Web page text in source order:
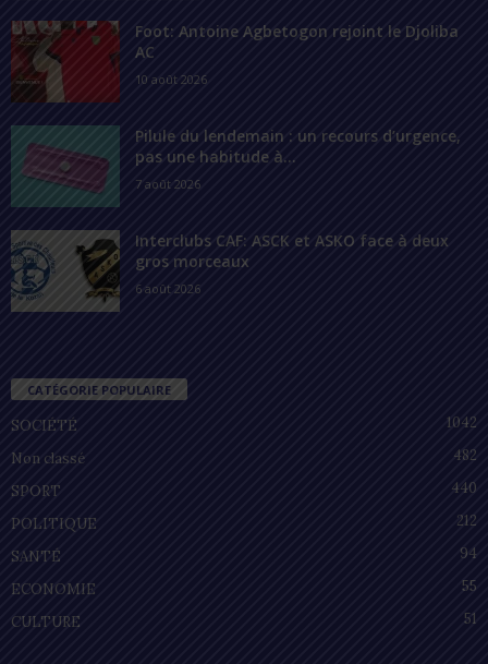
Foot: Antoine Agbetogon rejoint le Djoliba
AC
10 août 2026
Pilule du lendemain : un recours d’urgence,
pas une habitude à...
7 août 2026
Interclubs CAF: ASCK et ASKO face à deux
gros morceaux
6 août 2026
CATÉGORIE POPULAIRE
SOCIÉTÉ
1042
Non classé
482
SPORT
440
POLITIQUE
212
SANTÉ
94
ECONOMIE
55
CULTURE
51